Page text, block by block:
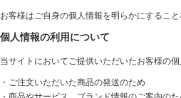
お客様はご自身の個人情報を明らかにするこ
個人情報の利用について
当サイトにおいてご提供いただいたお客様の
・ご注文いただいた商品の発送のため